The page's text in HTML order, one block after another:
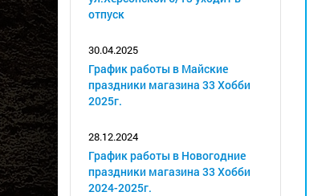
отпуск
30.04.2025
График работы в Майские
праздники магазина 33 Хобби
2025г.
28.12.2024
График работы в Новогодние
праздники магазина 33 Хобби
2024-2025г.